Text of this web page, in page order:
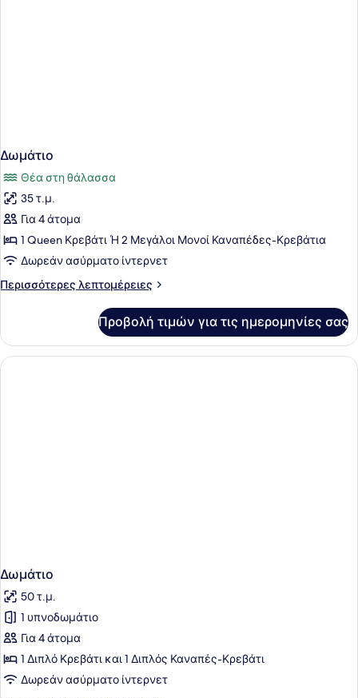
Δωμάτιο
Θέα στη θάλασσα
35 τ.μ.
Για 4 άτομα
1 Queen Κρεβάτι Ή 2 Μεγάλοι Μονοί Καναπέδες-Κρεβάτια
Δωρεάν ασύρματο ίντερνετ
Περισσότερες λεπτομέρειες
Περισσότερες
Προβολή τιμών για τις ημερομηνίες σας
Δωμάτιο
50 τ.μ.
1 υπνοδωμάτιο
Για 4 άτομα
1 Διπλό Κρεβάτι και 1 Διπλός Καναπές-Κρεβάτι
Δωρεάν ασύρματο ίντερνετ